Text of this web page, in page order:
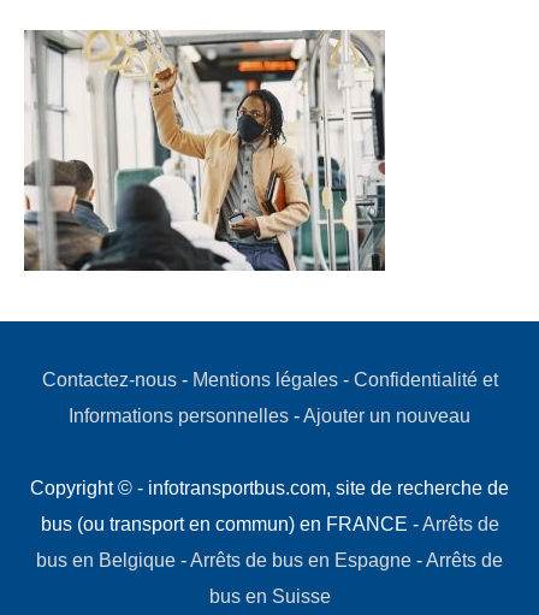
Contactez-nous- Mentions légales- Confidentialité et
Informations personnelles -Ajouter un nouveau
Copyright © - infotransportbus.com, site de recherche de
bus (ou transport en commun) en FRANCE -Arrêts de
bus en Belgique -Arrêts de bus en Espagne -Arrêts de
bus en Suisse